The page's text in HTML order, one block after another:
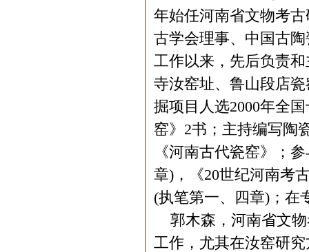
年始任河南省文物考
古学会理事、中国古
工作以来，先后负责
寺汝窑址、鲁山段店
掘项目人选2000年全
窑》2书；主持编写陶
《河南古代瓷窑》；
章)，《20世纪河南考
(执笔第一、四章)；在
郭木森，河南省文物
工作，尤其在汝窑研